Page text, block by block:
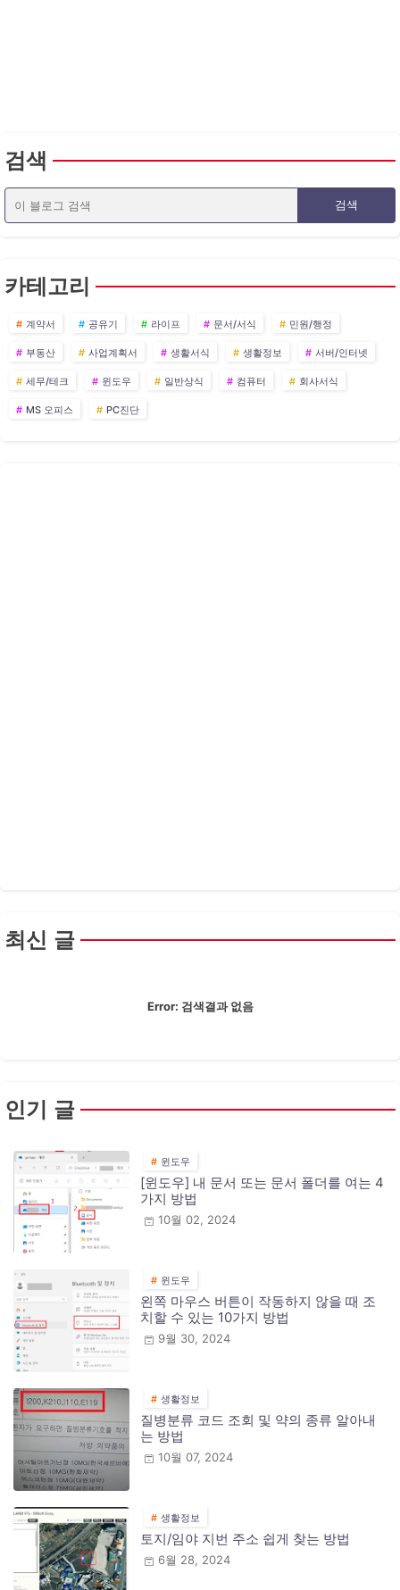
검색
카테고리
계약서 공유기 라이프 문서/서식 민원/행정
부동산 사업계획서 생활서식 생활정보 서버/인터넷
세무/테크 윈도우 일반상식 컴퓨터 회사서식
MS 오피스 PC진단
최신 글
Error: 검색결과 없음
인기 글
윈도우
[윈도우] 내 문서 또는 문서 폴더를 여는 4
가지 방법
10월 02, 2024
윈도우
왼쪽 마우스 버튼이 작동하지 않을 때 조
치할 수 있는 10가지 방법
9월 30, 2024
생활정보
질병분류 코드 조회 및 약의 종류 알아내
는 방법
10월 07, 2024
생활정보
토지/임야 지번 주소 쉽게 찾는 방법
6월 28, 2024